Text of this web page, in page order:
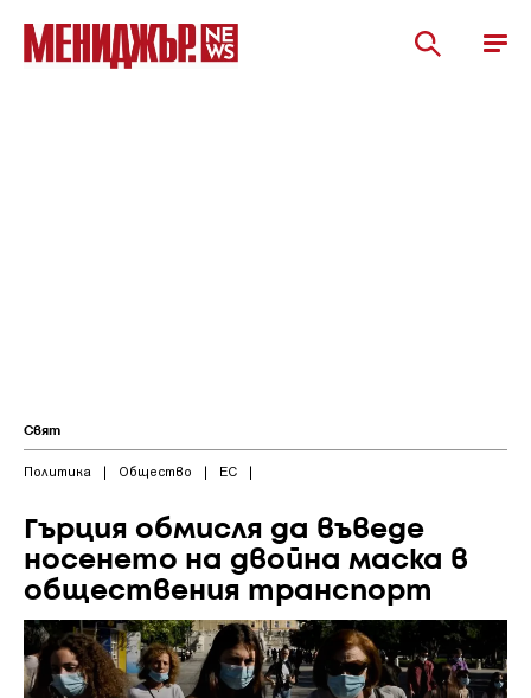
Свят
Политика | Общество | ЕС |
Гърция обмисля да въведе
носенето на двойна маска в
обществения транспорт